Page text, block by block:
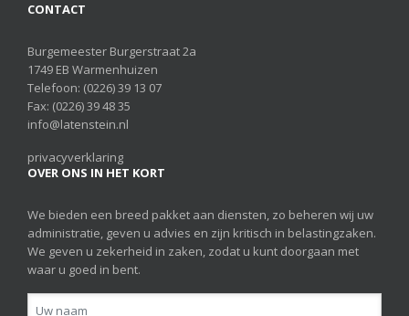
CONTACT
Burgemeester Burgerstraat 2a
1749 EB Warmenhuizen
Telefoon: (0226) 39 13 07
Fax: (0226) 39 48 35
info@latenstein.nl
privacyverklaring
OVER ONS IN HET KORT
We bieden een breed pakket aan diensten, zo beheren wij uw
administratie, geven u advies en zijn kritisch in belastingzaken.
We geven u zekerheid in zaken, zodat u kunt doorgaan met
waar u goed in bent.